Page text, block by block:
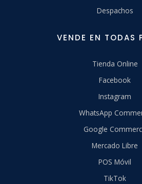
Despachos
VENDE EN TODAS
Tienda Online
Facebook
Instagram
WhatsApp
Google
Mercado Libre
POS Móvil
TikTok